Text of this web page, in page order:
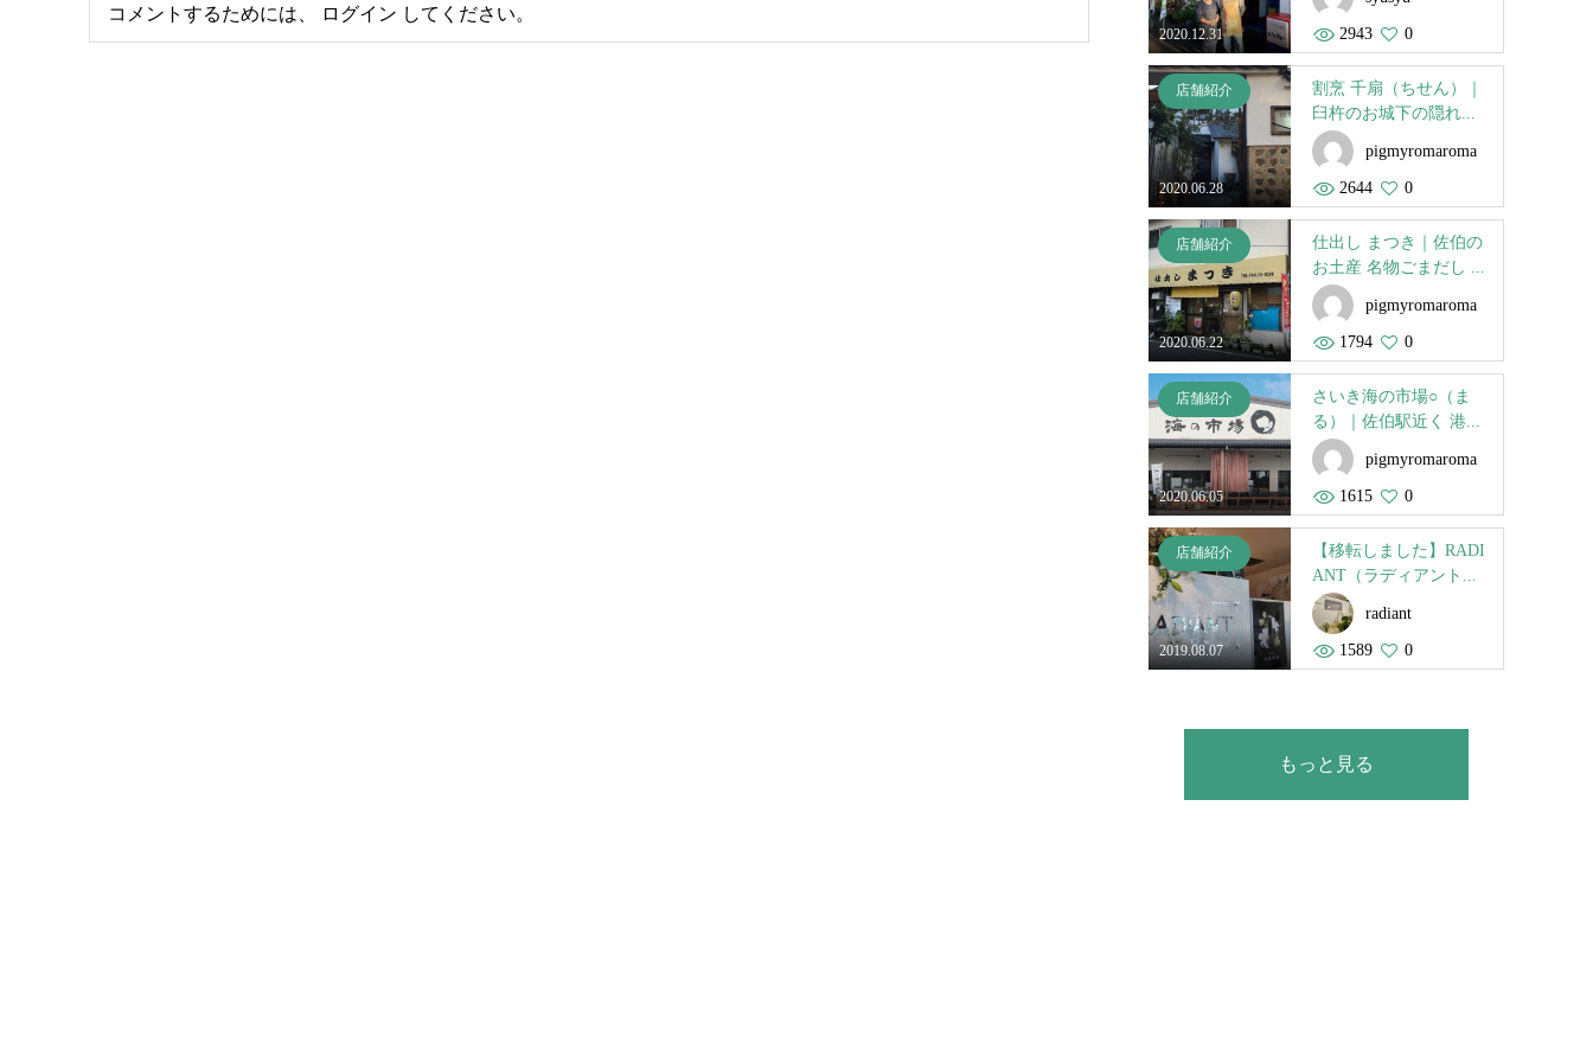
コメントするためには、 ログイン してください。
2020.12.31 2943 0
2020.06.28
店舗紹介
割烹 千扇（ちせん）｜
臼杵のお城下の隠れ...
pigmyromaroma
2644 0
2020.06.22
店舗紹介
仕出し まつき｜佐伯の
お土産 名物ごまだし ...
pigmyromaroma
1794 0
2020.06.05
店舗紹介
さいき海の市場○（ま
る）｜佐伯駅近く 港...
pigmyromaroma
1615 0
2019.08.07
店舗紹介
【移転しました】RADI
ANT（ラディアント...
radiant
1589 0
もっと見る